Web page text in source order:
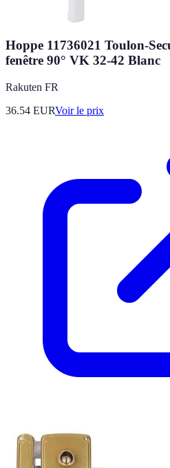
Hoppe 11736021 Toulon-
fenêtre 90° VK 32-42 Blanc
Rakuten FR
36.54 EURVoir le prix